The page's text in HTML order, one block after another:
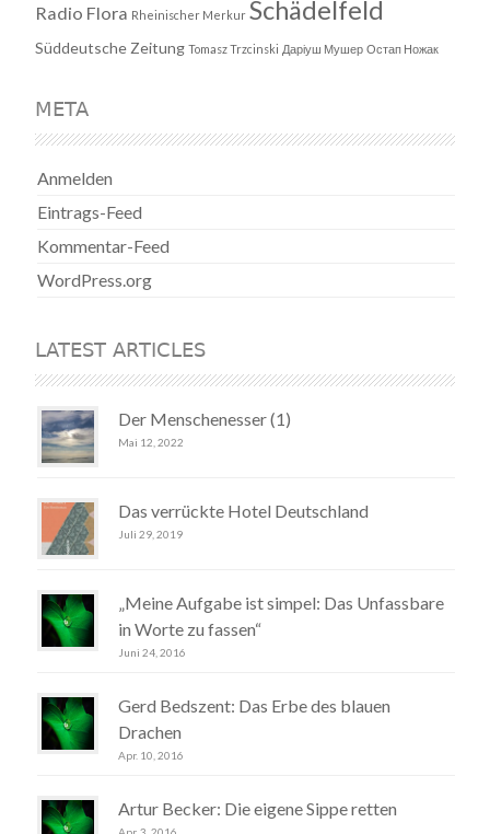
Radio Flora Rheinischer Merkur Schädelfeld
Süddeutsche Zeitung Tomasz Trzcinski Даріуш Мушер Остап Ножак
META
Anmelden
Eintrags-Feed
Kommentar-Feed
WordPress.org
LATEST ARTICLES
Der Menschenesser (1)
Mai 12, 2022
Das verrückte Hotel Deutschland
Juli 29, 2019
„Meine Aufgabe ist simpel: Das Unfassbare
in Worte zu fassen“
Juni 24, 2016
Gerd Bedszent: Das Erbe des blauen
Drachen
Apr. 10, 2016
Artur Becker: Die eigene Sippe retten